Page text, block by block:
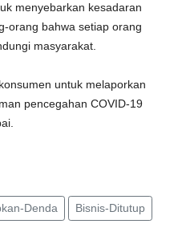
menyebarkan kesadaran
orang bahwa setiap orang
masyarakat.
untuk melaporkan
pencegahan COVID-19
Denda Bisnis-Ditutup